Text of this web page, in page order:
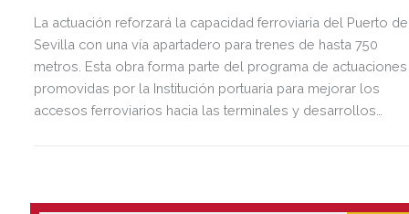
La actuación reforzará la capacidad ferroviaria del Puerto de
Sevilla con una vía apartadero para trenes de hasta 750
metros. Esta obra forma parte del programa de actuaciones
promovidas por la Institución portuaria para mejorar los
accesos ferroviarios hacia las terminales y desarrollos